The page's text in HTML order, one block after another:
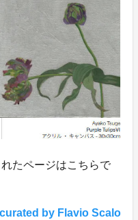
たページはこちらで
by Flavio Scalo